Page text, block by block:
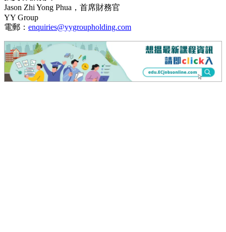
Jason Zhi Yong Phua，首席財務官
YY Group
電郵： enquiries@yygroupholding.com